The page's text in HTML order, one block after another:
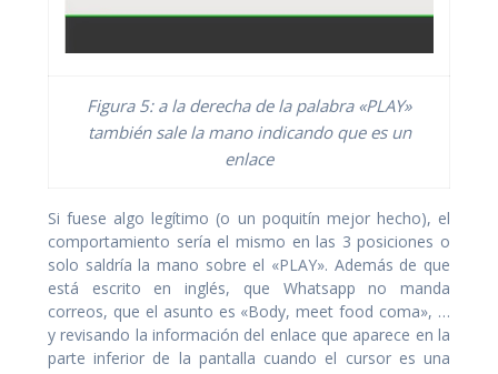
Figura 5: a la derecha de la palabra «PLAY»
también sale la mano indicando que es un
enlace
Si fuese algo legítimo (o un poquitín mejor hecho), el
comportamiento sería el mismo en las 3 posiciones o
solo saldría la mano sobre el «PLAY». Además de que
está escrito en inglés, que Whatsapp no manda
correos, que el asunto es «Body, meet food coma», …
y revisando la información del enlace que aparece en la
parte inferior de la pantalla cuando el cursor es una